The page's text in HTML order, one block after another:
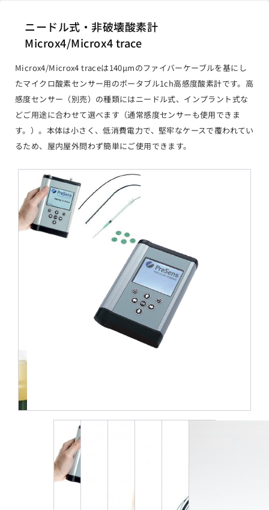
ニードル式・非破壊酸素計
Microx4/Microx4 trace
Microx4/Microx4 traceは140μmのファイバーケーブルを基にし
たマイクロ酸素センサー用のポータブル1ch高感度酸素計です。高
感度センサー（別売）の種類にはニードル式、インプラント式な
どご用途に合わせて選べます（通常感度センサーも使用できま
す。）。本体は小さく、低消費電力で、堅牢なケースで覆われてい
るため、屋内屋外問わず簡単にご使用できます。
6件中1件の画像